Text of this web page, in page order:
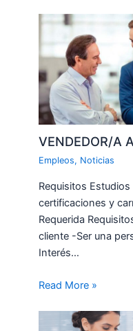
VENDEDOR/A
Empleos, Noticias
Requisitos
certificaciones y
Requerida
cliente -Ser una
Interés…
Read More »